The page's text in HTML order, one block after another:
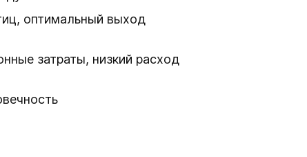
оптимальный выход
затраты, низкий расход